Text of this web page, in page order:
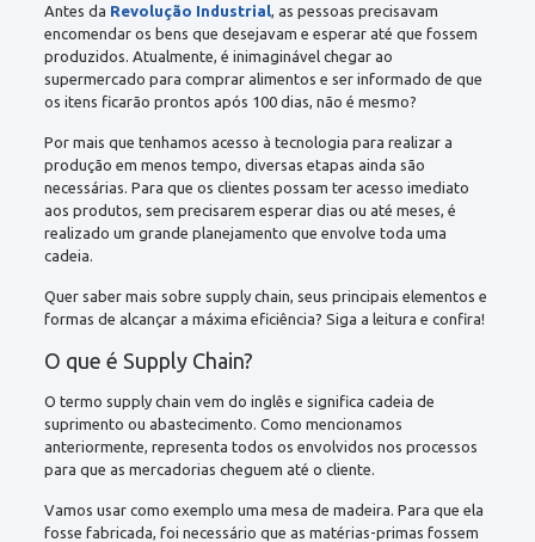
Antes da Revolução Industrial , as pessoas precisavam
encomendar os bens que desejavam e esperar até que fossem
produzidos. Atualmente, é inimaginável chegar ao
supermercado para comprar alimentos e ser informado de que
os itens ficarão prontos após 100 dias, não é mesmo?
Por mais que tenhamos acesso à tecnologia para realizar a
produção em menos tempo, diversas etapas ainda são
necessárias. Para que os clientes possam ter acesso imediato
aos produtos, sem precisarem esperar dias ou até meses, é
realizado um grande planejamento que envolve toda uma
cadeia.
Quer saber mais sobre supply chain, seus principais elementos e
formas de alcançar a máxima eficiência? Siga a leitura e confira!
O que é Supply Chain?
O termo supply chain vem do inglês e significa cadeia de
suprimento ou abastecimento. Como mencionamos
anteriormente, representa todos os envolvidos nos processos
para que as mercadorias cheguem até o cliente.
Vamos usar como exemplo uma mesa de madeira. Para que ela
fosse fabricada, foi necessário que as matérias-primas fossem